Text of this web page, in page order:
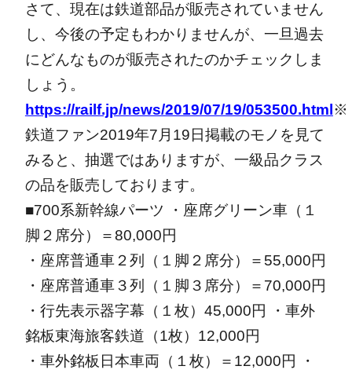
さて、現在は鉄道部品が販売されていません
し、今後の予定もわかりませんが、一旦過去
にどんなものが販売されたのかチェックしま
しょう。
https://railf.jp/news/2019/07/19/053500.html ※
鉄道ファン2019年7月19日掲載のモノを見て
みると、抽選ではありますが、一級品クラス
の品を販売しております。
■700系新幹線パーツ
・座席グリーン車（１
脚２席分）＝80,000円
・座席普通車２列（１脚２席分）＝55,000円
・座席普通車３列（１脚３席分）＝70,000円
・行先表示器字幕（１枚）45,000円
・車外
銘板東海旅客鉄道（1枚）12,000円
・車外銘板日本車両（１枚）＝12,000円
・